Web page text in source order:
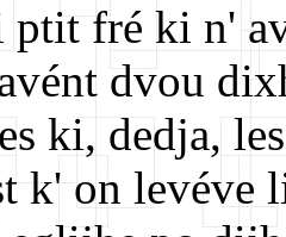
fré ki n'
dvou
ki, dedja,
k' on levéve